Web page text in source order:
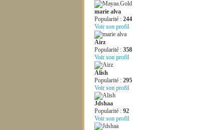
marie alva
Popularité : 244
Voir son profil
Airz
Popularité : 358
Voir son profil
Alish
Popularité : 295
Voir son profil
Jdshaa
Popularité : 92
Voir son profil